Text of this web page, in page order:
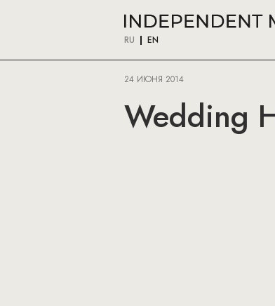
RU EN
24 ИЮНЯ 2014
Wedding